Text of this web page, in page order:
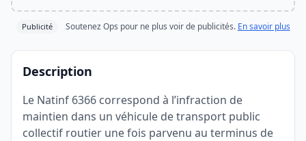
Publicité Soutenez Ops pour ne plus voir de publicités. En savoir plus
Description
Le Natinf 6366 correspond à l’infraction de
maintien dans un véhicule de transport public
collectif routier une fois parvenu au terminus de